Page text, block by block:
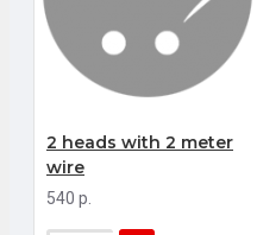
2 heads with 2 meter
wire
540 р.